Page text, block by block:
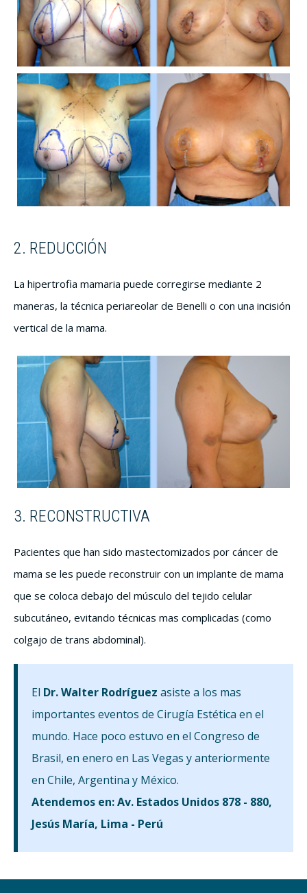
2. REDUCCIÓN
La hipertrofia mamaria puede corregirse mediante 2
maneras, la técnica periareolar de Benelli o con una incisión
vertical de la mama.
3. RECONSTRUCTIVA
Pacientes que han sido mastectomizados por cáncer de
mama se les puede reconstruir con un implante de mama
que se coloca debajo del músculo del tejido celular
subcutáneo, evitando técnicas mas complicadas (como
colgajo de trans abdominal).
El Dr. Walter Rodríguez asiste a los mas
importantes eventos de Cirugía Estética en el
mundo. Hace poco estuvo en el Congreso de
Brasil, en enero en Las Vegas y anteriormente
en Chile, Argentina y México.
Atendemos en: Av. Estados Unidos 878 - 880,
Jesús María, Lima - Perú